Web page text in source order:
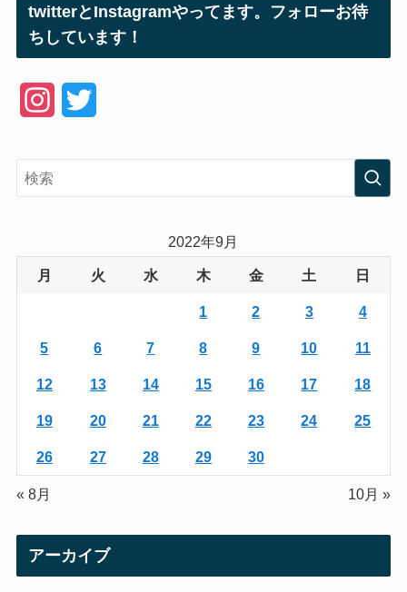
twitterとInstagramやってます。フォローお待
ちしています！
e
2022年9月
月 火 水 木 金 土 日
1 2 3 4
5 6 7 8 9 10 11
12 13 14 15 16 17 18
19 20 21 22 23 24 25
26 27 28 29 30
« 8月 10月 »
アーカイブ